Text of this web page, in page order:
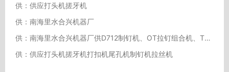
供：供应打头机搓牙机
供：南海里水合兴机器厂
供：南海里水合兴机器厂供D712制钉机、OT拉钉组合机、T3-1调直开料机（直线机）、?RF5-180
供：供应打头机搓牙机打扣机尾孔机制钉机拉丝机